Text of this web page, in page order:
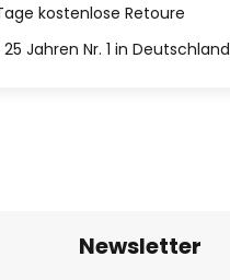
kostenlose Retoure
25 Jahren Nr. 1 in Deutschland
Newsletter